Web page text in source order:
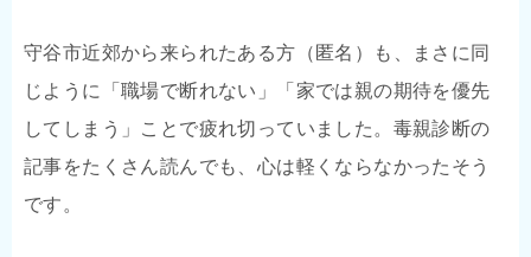
守谷市近郊から来られたある方（匿名）も、まさに同
じように「職場で断れない」「家では親の期待を優先
してしまう」ことで疲れ切っていました。毒親診断の
記事をたくさん読んでも、心は軽くならなかったそう
です。